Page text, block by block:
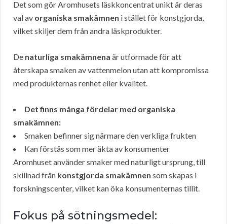
Det som gör Aromhusets läskkoncentrat unikt är deras
val av organiska smakämnen i stället för konstgjorda,
vilket skiljer dem från andra läskprodukter.
De naturliga smakämnena är utformade för att
återskapa smaken av vattenmelon utan att kompromissa
med produkternas renhet eller kvalitet.
Det finns många fördelar med organiska
smakämnen:
Smaken befinner sig närmare den verkliga frukten
Kan förstås som mer äkta av konsumenter
Aromhuset använder smaker med naturligt ursprung, till
skillnad från konstgjorda smakämnen som skapas i
forskningscenter, vilket kan öka konsumenternas tillit.
Fokus på sötningsmedel: